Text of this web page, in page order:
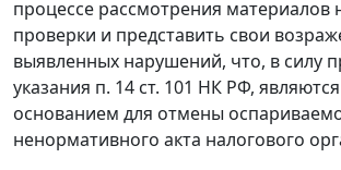
процессе рассмотрения материалов
проверки и представить свои
выявленных нарушений, что, в силу
указания п. 14 ст. 101 НК РФ,
основанием для отмены
ненормативного акта налогового